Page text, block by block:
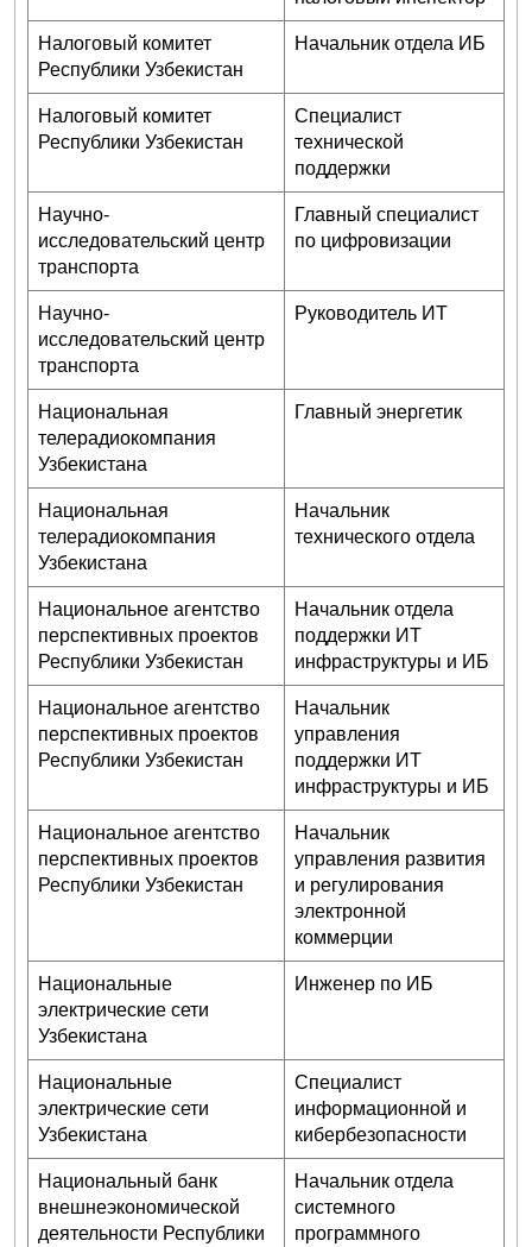
Налоговый комитет
Республики Узбекистан
Начальник отдела ИБ
Налоговый комитет
Республики Узбекистан
Специалист
технической
поддержки
Научно-
исследовательский центр
транспорта
Главный специалист
по цифровизации
Научно-
исследовательский центр
транспорта
Руководитель ИТ
Национальная
телерадиокомпания
Узбекистана
Главный энергетик
Национальная
телерадиокомпания
Узбекистана
Начальник
технического отдела
Национальное агентство
перспективных проектов
Республики Узбекистан
Начальник отдела
поддержки ИТ
инфраструктуры и ИБ
Национальное агентство
перспективных проектов
Республики Узбекистан
Начальник
управления
поддержки ИТ
инфраструктуры и ИБ
Национальное агентство
перспективных проектов
Республики Узбекистан
Начальник
управления развития
и регулирования
электронной
коммерции
Национальные
электрические сети
Узбекистана
Инженер по ИБ
Национальные
электрические сети
Узбекистана
Специалист
информационной и
кибербезопасности
Национальный банк
внешнеэкономической
деятельности Республики
Начальник отдела
системного
программного